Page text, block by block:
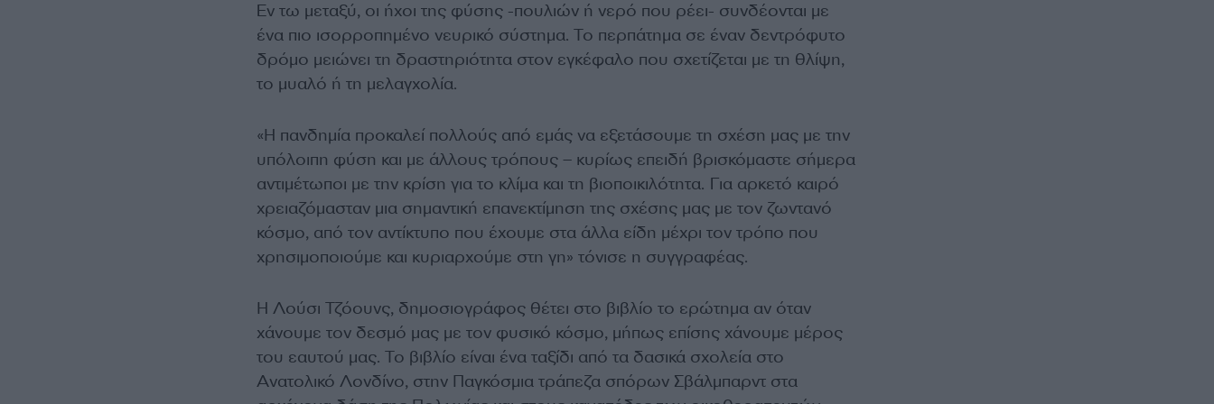
Εν τω μεταξύ, οι ήχοι της φύσης -πουλιών ή νερό που ρέει- συνδέονται με
ένα πιο ισορροπημένο νευρικό σύστημα. Το περπάτημα σε έναν δεντρόφυτο
δρόμο μειώνει τη δραστηριότητα στον εγκέφαλο που σχετίζεται με τη θλίψη,
το μυαλό ή τη μελαγχολία.
«Η πανδημία προκαλεί πολλούς από εμάς να εξετάσουμε τη σχέση μας με την
υπόλοιπη φύση και με άλλους τρόπους – κυρίως επειδή βρισκόμαστε σήμερα
αντιμέτωποι με την κρίση για το κλίμα και τη βιοποικιλότητα. Για αρκετό καιρό
χρειαζόμασταν μια σημαντική επανεκτίμηση της σχέσης μας με τον ζωντανό
κόσμο, από τον αντίκτυπο που έχουμε στα άλλα είδη μέχρι τον τρόπο που
χρησιμοποιούμε και κυριαρχούμε στη γη» τόνισε η συγγραφέας.
Η Λούσι Τζόουνς, δημοσιογράφος θέτει στο βιβλίο το ερώτημα αν όταν
χάνουμε τον δεσμό μας με τον φυσικό κόσμο, μήπως επίσης χάνουμε μέρος
του εαυτού μας. Το βιβλίο είναι ένα ταξίδι από τα δασικά σχολεία στο
Ανατολικό Λονδίνο, στην Παγκόσμια τράπεζα σπόρων Σβάλμπαρντ στα